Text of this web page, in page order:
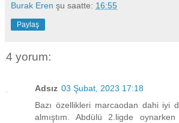
Burak Eren şu saatte: 16:55
Paylaş
4 yorum:
Adsız 03 Şubat, 2023 17:18
Bazı özellikleri marcaodan dahi iyi
almıştım. Abdülü 2.ligde